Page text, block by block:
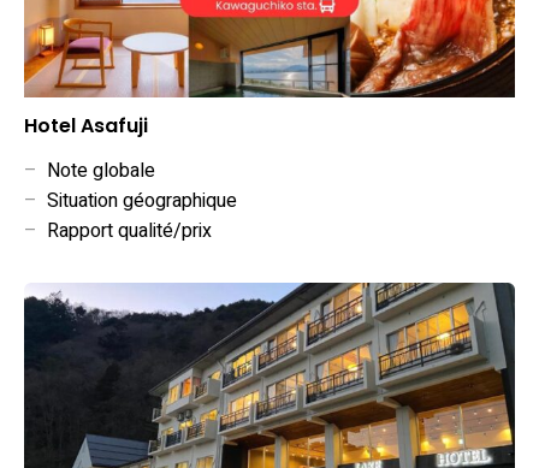
Hotel Asafuji
– Note globale
– Situation géographique
– Rapport qualité/prix